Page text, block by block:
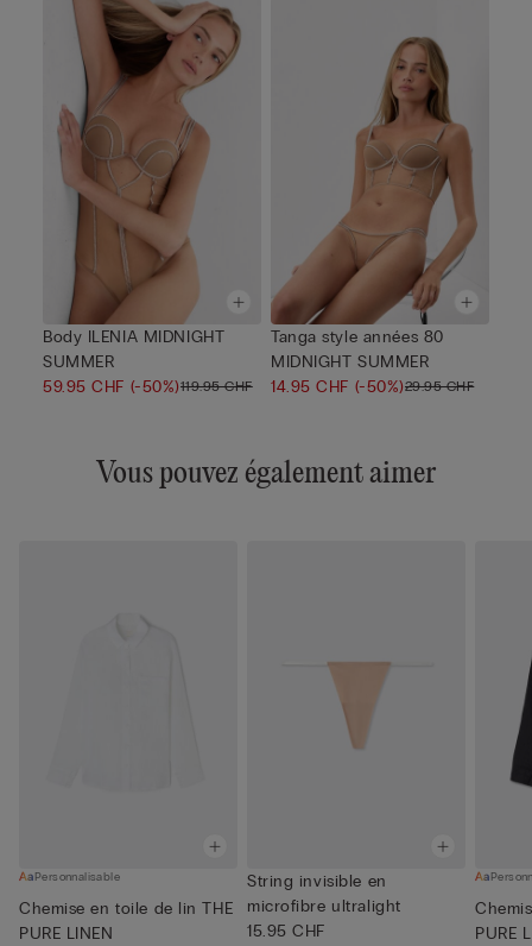
Body ILENIA MIDNIGHT
SUMMER
59.95 CHF (-50%)119.95 CHF
Tanga style années 80
MIDNIGHT SUMMER
14.95 CHF (-50%)29.95 CHF
Vous pouvez également aimer
Personnalisable
Chemise en toile de lin THE
PURE LINEN
String invisible en
microfibre ultralight
15.95 CHF
PURE